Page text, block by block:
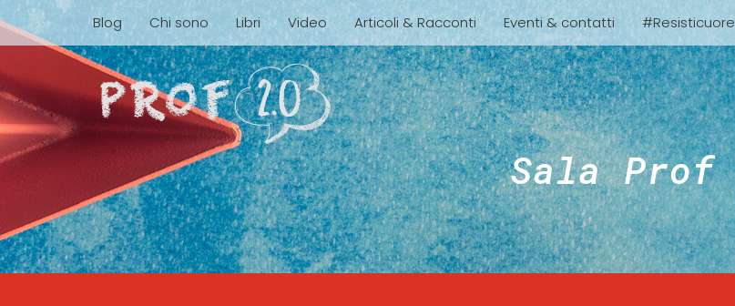
Blog Chi sono Libri Video Articoli & Racconti Eventi & contatti #Resisticuore
Sala Prof